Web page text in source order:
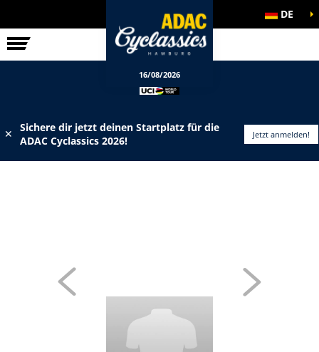
RENNEN DE
16/08/2026
✕
Sichere dir jetzt deinen Startplatz für die
ADAC Cyclassics 2026!
Jetzt anmelden!